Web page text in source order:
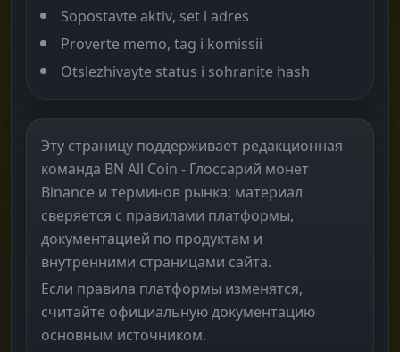
Sopostavte aktiv, set i adres
Proverte memo, tag i komissii
Otslezhivayte status i sohranite hash
Эту страницу поддерживает редакционная
команда BN All Coin - Глоссарий монет
Binance и терминов рынка; материал
сверяется с правилами платформы,
документацией по продуктам и
внутренними страницами сайта.
Если правила платформы изменятся,
считайте официальную документацию
основным источником.